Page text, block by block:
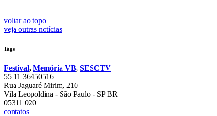
voltar ao topo
veja outras notícias
Tags
Festival, Memória VB, SESCTV
55 11 36450516
Rua Jaguaré Mirim, 210
Vila Leopoldina - São Paulo - SP BR
05311 020
contatos